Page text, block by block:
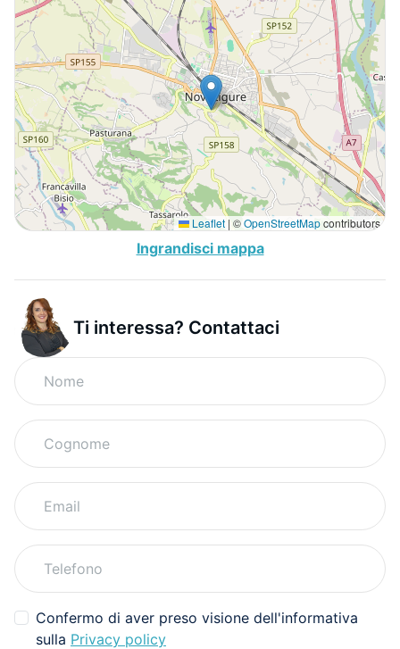
Leaflet | ©OpenStreetMapcontributors
Ingrandisci mappa
Ti interessa? Contattaci
Confermo di aver preso visione dell'informativa
sulla Privacy policy